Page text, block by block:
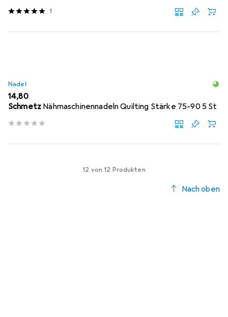
1
Nadel
EUR
14,80
Schmetz Nähmaschinennadeln Quilting Stärke 75-90 5 St
12 von 12 Produkten
Nach oben